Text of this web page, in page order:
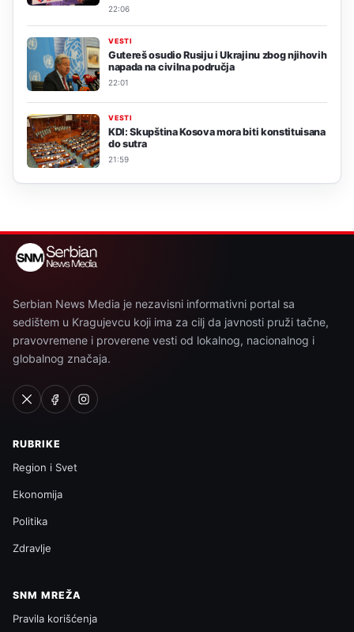
22:06
VESTI
Gutereš osudio Rusiju i Ukrajinu zbog njihovih
napada na civilna područja
22:01
VESTI
KDI: Skupština Kosova mora biti konstituisana
do sutra
21:59
Serbian News Media je nezavisni informativni portal sa
sedištem u Kragujevcu koji ima za cilj da javnosti pruži tačne,
pravovremene i proverene vesti od lokalnog, nacionalnog i
globalnog značaja.
RUBRIKE
Region i Svet
Ekonomija
Politika
Zdravlje
SNM MREŽA
Pravila korišćenja